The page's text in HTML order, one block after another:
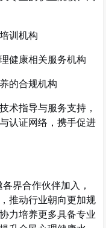
训机构
健康相关服务机构
的合规机构
术指导与服务支持，
认证网络，携手促进
各界合作伙伴加入，
推动行业朝向更加规
力培养更多具备专业